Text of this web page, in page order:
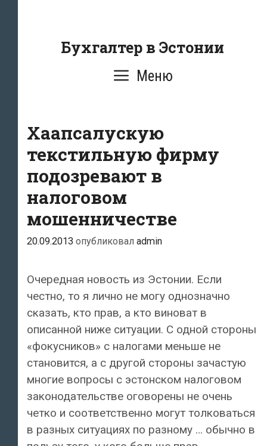
содержаниюБухгалтер в Эстонии
Меню
Хаапсалуcкую
текстильную фирму
подозревают в
налоговом
мошенничестве
20.09.2013 опубликовал admin
Очередная новость из Эстонии. Если
честно, то я лично не могу однозначно
сказать, кто прав, а кто виноват в
описанной ниже ситуации. С одной стороны
«фокусников» с налогами меньше не
становится, а с другой стороны зачастую
многие вопросы с эстонском налоговом
законодательстве оговорены не очень
четко и соответственно могут толковаться
в разных ситуациях по разному … обычно в